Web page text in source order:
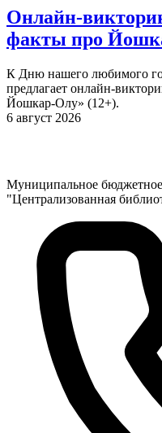
Онлайн-
факты про
К Дню нашего любимого
предлагает онлайн-
Йошкар-Олу» (12+).
6 август 2026
Муниципальное
"Централизованная